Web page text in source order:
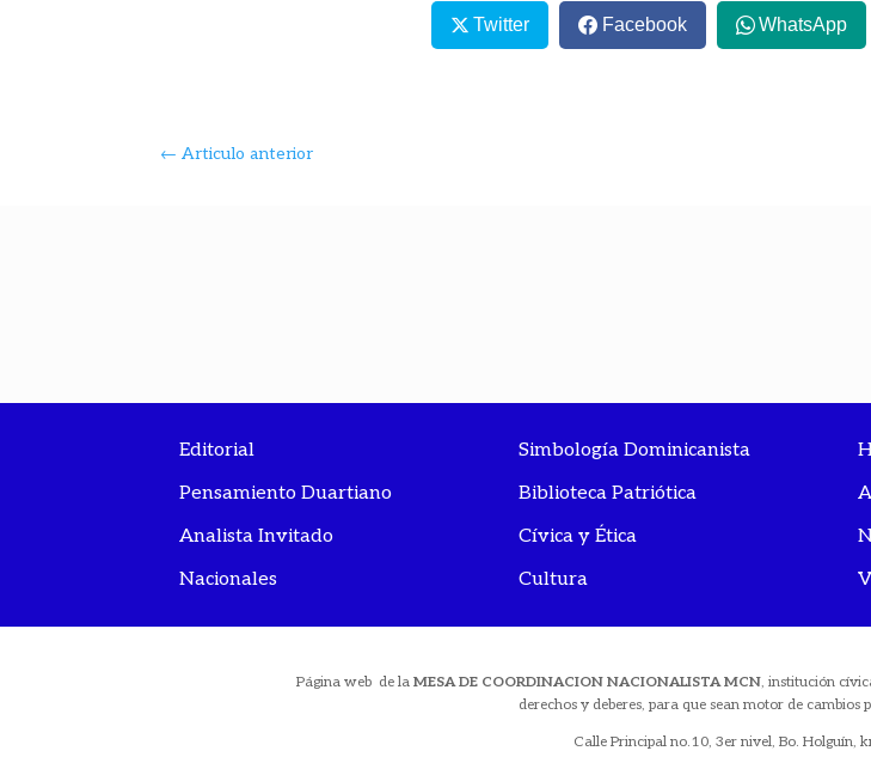
Twitter Facebook WhatsApp
←Articulo anterior
Editorial
Pensamiento Duartiano
Analista Invitado
Nacionales
Simbología Dominicanista
Biblioteca Patriótica
Cívica y Ética
Cultura
Página web de la MESA DE COORDINACION NACIONALISTA MCN, institución
derechos y deberes, para que sean motor de
Calle Principal no.10, 3er nivel, Bo. Holguín,